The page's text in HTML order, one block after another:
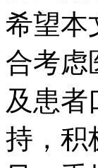
希望本
合考虑
及患者
持，积